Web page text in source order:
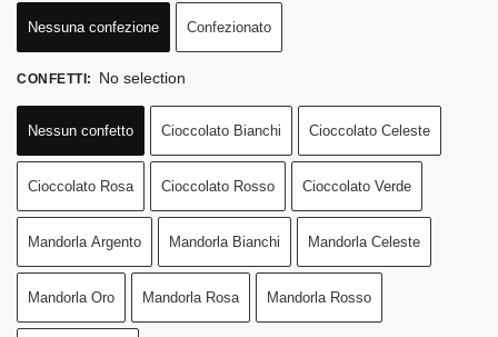
Nessuna confezione Confezionato
CONFETTI: No selection
Nessun confetto Cioccolato Bianchi Cioccolato Celeste
Cioccolato Rosa Cioccolato Rosso Cioccolato Verde
Mandorla Argento Mandorla Bianchi Mandorla Celeste
Mandorla Oro Mandorla Rosa Mandorla Rosso